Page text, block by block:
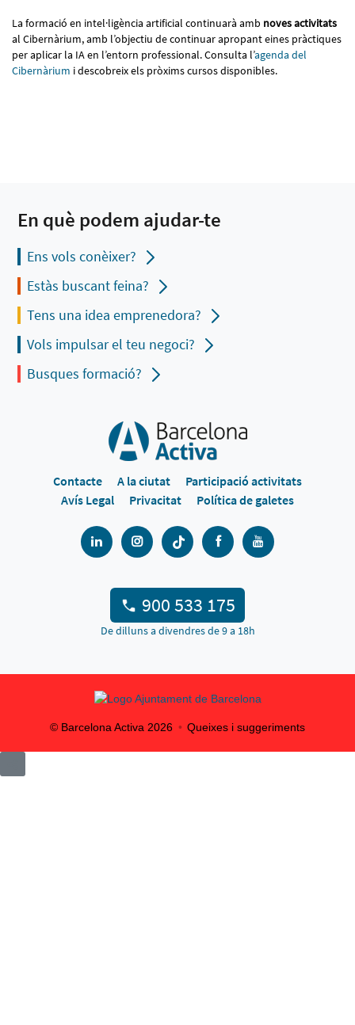
La formació en intel·ligència artificial continuarà amb noves activitats
al Cibernàrium, amb l’objectiu de continuar apropant eines pràctiques
per aplicar la IA en l’entorn professional. Consulta l’agenda del
Cibernàrium i descobreix els pròxims cursos disponibles.
En què podem ajudar-te
Ens vols conèixer?
Estàs buscant feina?
Tens una idea emprenedora?
Vols impulsar el teu negoci?
Busques formació?
Contacte A la ciutat
Participació activitats
Avís Legal
Privacitat Política de galetes
900 533 175
De dilluns a divendres de 9 a 18h
© Barcelona Activa 2026 Queixes i suggeriments